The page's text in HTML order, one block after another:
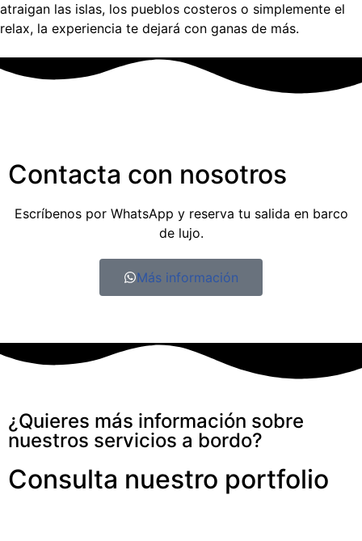
atraigan las islas, los pueblos costeros o simplemente el
relax, la experiencia te dejará con ganas de más.
Contacta con nosotros
Escríbenos por WhatsApp y reserva tu salida en barco
de lujo.
Más información
¿Quieres más información sobre
nuestros servicios a bordo?
Consulta nuestro portfolio